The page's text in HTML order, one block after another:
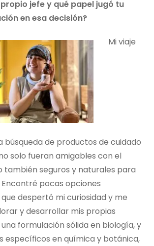
jefe y qué papel jugó tu
en esa decisión?
Mi viaje
búsqueda de productos de cuidado
solo fueran amigables con el
también seguros y naturales para
pocas opciones
despertó mi curiosidad y me
y desarrollar mis propias
formulación sólida en biología, y
específicos en química y botánica,